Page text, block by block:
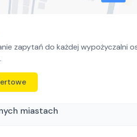
zapytań do każdej wypożyczalni
miastach